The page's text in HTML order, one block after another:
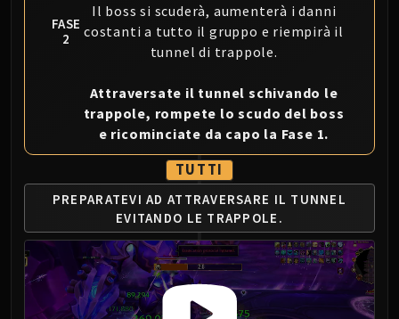
Zskarn
Magmorax
Echo of Neltharion
VAULT
Eranog
Sennarth
Primal Council
Dathea
Kurog
Diurna
Raszageth
ICECROWN CITADEL
FASE
2
Il boss si scuderà, aumenterà i danni
costanti a tutto il gruppo e riempirà il
tunnel di trappole.
Attraversate il tunnel schivando le
trappole, rompete lo scudo del boss
e ricominciate da capo la Fase 1.
TUTTI
PREPARATEVI AD ATTRAVERSARE IL TUNNEL
EVITANDO LE TRAPPOLE.